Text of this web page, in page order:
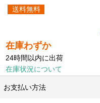
送料無料
在庫わずか
24時間以内に出荷
在庫状況について
お支払い方法